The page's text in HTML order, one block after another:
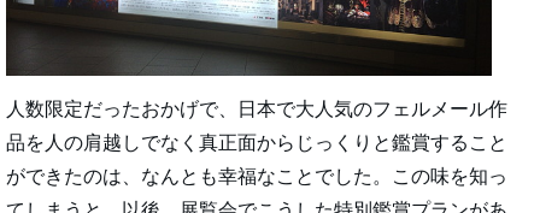
人数限定だったおかげで、日本で大人気のフェルメール作
品を人の肩越しでなく真正面からじっくりと鑑賞すること
ができたのは、なんとも幸福なことでした。この味を知っ